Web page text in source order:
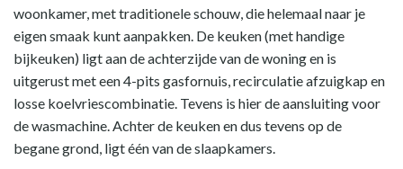
woonkamer, met traditionele schouw, die helemaal naar je
eigen smaak kunt aanpakken. De keuken (met handige
bijkeuken) ligt aan de achterzijde van de woning en is
uitgerust met een 4-pits gasfornuis, recirculatie afzuigkap en
losse koelvriescombinatie. Tevens is hier de aansluiting voor
de wasmachine. Achter de keuken en dus tevens op de
begane grond, ligt één van de slaapkamers.